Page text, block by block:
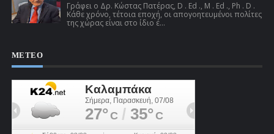
Γράφει ο Δρ. Κώστας Πατέρας, D . Ed ., M . Ed ., Ph . D .
Κάθε χρόνο, τέτοια εποχή, οι απογοητευμένοι πολίτες
της χώρας είναι στο ίδιο έ...
ΜΕΤΕΟ